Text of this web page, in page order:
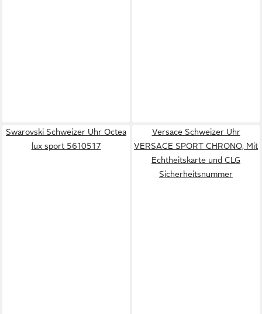
Swarovski Schweizer Uhr Octea
lux sport 5610517
Versace Schweizer Uhr
VERSACE SPORT CHRONO, Mit
Echtheitskarte und CLG
Sicherheitsnummer